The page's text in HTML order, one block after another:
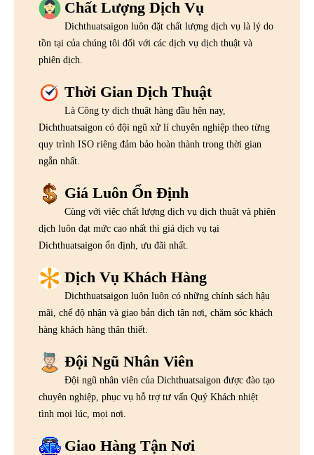
Chất Lượng Dịch Vụ
Dichthuatsaigon luôn đặt chất lượng dịch vụ là lý do
tồn tại của chúng tôi đối với các dịch vụ dịch thuật và
phiên dịch.
Thời Gian Dịch Thuật
Là Công ty dịch thuật hàng đầu hện nay,
Dichthuatsaigon có đội ngũ xử lí chuyên nghiệp theo từng
quy trình ISO riêng đảm bảo hoàn thành trong thời gian
ngắn nhất.
Giá Luôn Ổn Định
Cùng với việc chất lượng dịch vụ dịch thuật và phiên
dịch luôn đạt mức cao nhất thì giá dịch vụ tại
Dichthuatsaigon ổn định, ưu đãi nhất.
Dịch Vụ Khách Hàng
Dichthuatsaigon luôn luôn có những chính sách hậu
mãi, chế độ nhận và giao bản dịch tận nơi, chăm sóc khách
hàng khách hàng thân thiết.
Đội Ngũ Nhân Viên
Đội ngũ nhân viên của Dichthuatsaigon được đào tạo
chuyên nghiệp, phục vụ hỗ trợ tư vấn Quý Khách nhiệt
tình mọi lúc, mọi nơi.
Giao Hàng Tận Nơi